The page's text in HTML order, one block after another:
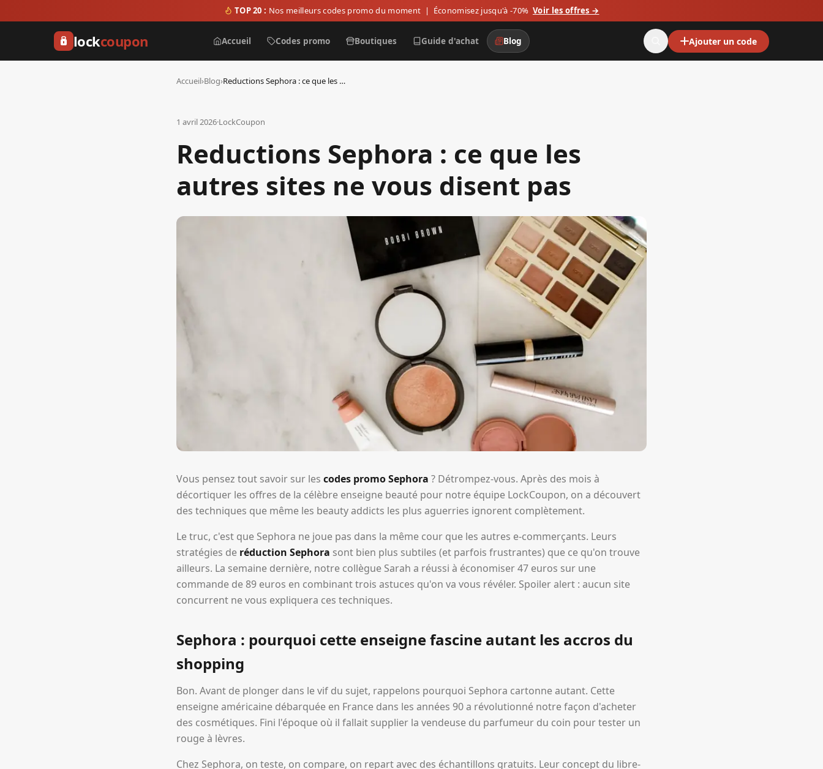
TOP 20 : Nos meilleurs codes promo du moment | Économisez jusqu'à -70% Voir les offres →
lockcoupon Accueil Codes promo Boutiques Guide d'achat Blog Ajouter un code
Accueil›Blog› Reductions Sephora : ce que les autres sites ne vous disent pas
1 avril 2026·LockCoupon
Reductions Sephora : ce que les
autres sites ne vous disent pas
Vous pensez tout savoir sur les codes promo Sephora ? Détrompez-vous. Après des mois à
décortiquer les offres de la célèbre enseigne beauté pour notre équipe LockCoupon, on a découvert
des techniques que même les beauty addicts les plus aguerries ignorent complètement.
Le truc, c'est que Sephora ne joue pas dans la même cour que les autres e-commerçants. Leurs
stratégies de réduction Sephora sont bien plus subtiles (et parfois frustrantes) que ce qu'on trouve
ailleurs. La semaine dernière, notre collègue Sarah a réussi à économiser 47 euros sur une
commande de 89 euros en combinant trois astuces qu'on va vous révéler. Spoiler alert : aucun site
concurrent ne vous expliquera ces techniques.
Sephora : pourquoi cette enseigne fascine autant les accros du
shopping
Bon. Avant de plonger dans le vif du sujet, rappelons pourquoi Sephora cartonne autant. Cette
enseigne américaine débarquée en France dans les années 90 a révolutionné notre façon d'acheter
des cosmétiques. Fini l'époque où il fallait supplier la vendeuse du parfumeur du coin pour tester un
rouge à lèvres.
Chez Sephora, on teste, on compare, on repart avec des échantillons gratuits. Leur concept du libre-